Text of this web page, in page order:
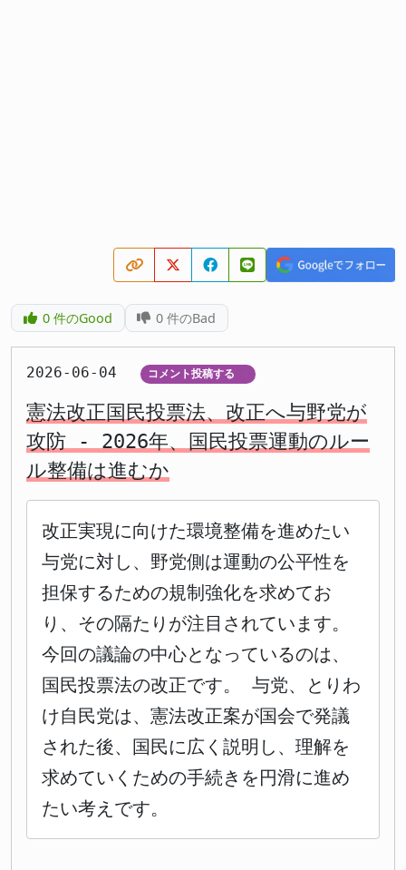
0件のGood 0 件のBad
2026-06-04 コメント投稿する
憲法改正国民投票法、改正へ与野党が
攻防 - 2026年、国民投票運動のルー
ル整備は進むか
改正実現に向けた環境整備を進めたい
与党に対し、野党側は運動の公平性を
担保するための規制強化を求めてお
り、その隔たりが注目されています。
今回の議論の中心となっているのは、
国民投票法の改正です。 与党、とりわ
け自民党は、憲法改正案が国会で発議
された後、国民に広く説明し、理解を
求めていくための手続きを円滑に進め
たい考えです。